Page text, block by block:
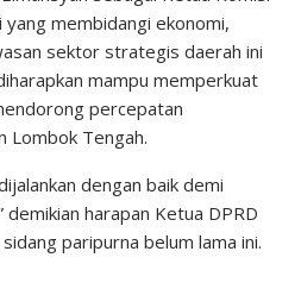
membidangi ekonomi,
sektor strategis daerah ini
mampu memperkuat
percepatan
Lombok Tengah.
dengan baik demi
harapan Ketua DPRD
paripurna belum lama ini.